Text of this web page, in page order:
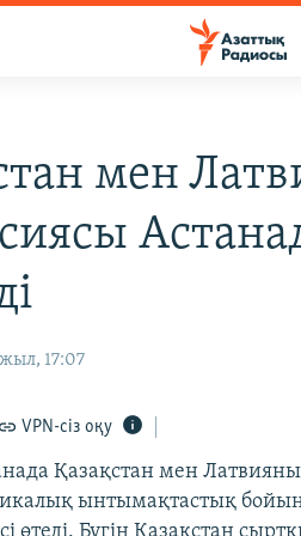
мен
17:07
VPN-сіз оқу
Қазақстан мен
ынтымақтастық